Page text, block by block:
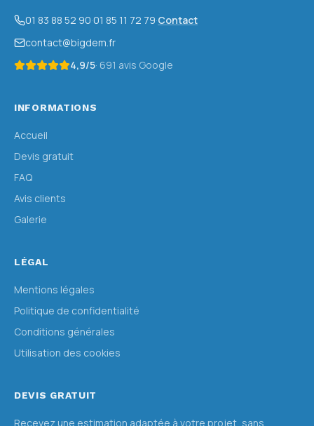
01 83 88 52 90·01 85 11 72 79·Contact
contact@bigdem.fr
4,9/5· 691 avis Google
INFORMATIONS
Accueil
Devis gratuit
FAQ
Avis clients
Galerie
LÉGAL
Mentions légales
Politique de confidentialité
Conditions générales
Utilisation des cookies
DEVIS GRATUIT
Recevez une estimation adaptée à votre projet, sans